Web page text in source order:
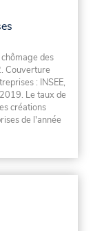
des
Couverture
: INSEE,
Le taux de
créations
de l'année